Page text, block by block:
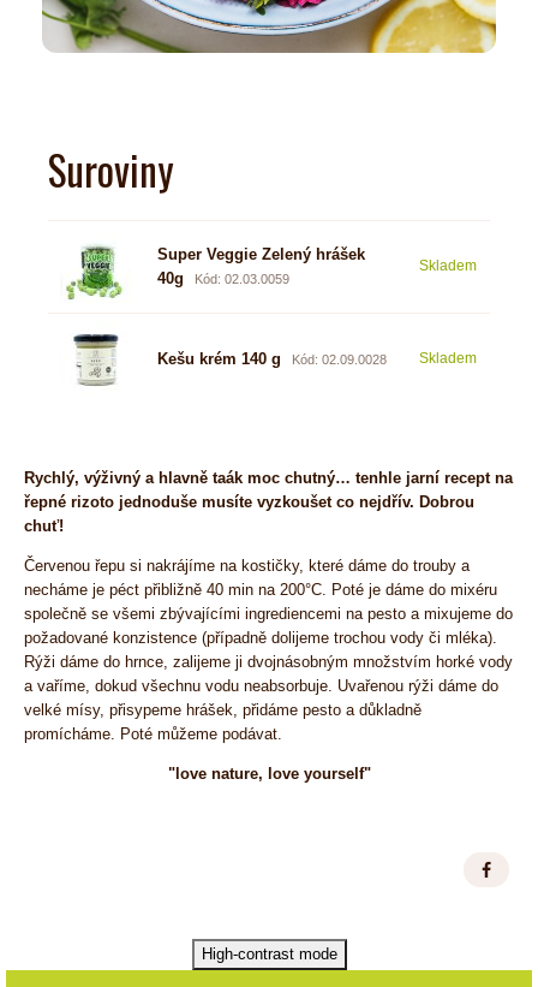
Suroviny
Super Veggie Zelený hrášek
40g
Kód: 02.03.0059
Skladem
Kešu krém 140 g Kód: 02.09.0028 Skladem
Rychlý, výživný a hlavně taák moc chutný… tenhle jarní recept na
řepné rizoto jednoduše musíte vyzkoušet co nejdřív. Dobrou
chuť!
Červenou řepu si nakrájíme na kostičky, které dáme do trouby a
necháme je péct přibližně 40 min na 200°C. Poté je dáme do mixéru
společně se všemi zbývajícími ingrediencemi na pesto a mixujeme do
požadované konzistence (případně dolijeme trochou vody či mléka).
Rýži dáme do hrnce, zalijeme ji dvojnásobným množstvím horké vody
a vaříme, dokud všechnu vodu neabsorbuje. Uvařenou rýži dáme do
velké mísy, přisypeme hrášek, přidáme pesto a důkladně
promícháme. Poté můžeme podávat.
"love nature, love yourself"
High-contrast mode